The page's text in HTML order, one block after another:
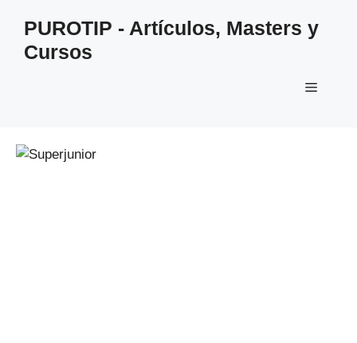
contenido
PUROTIP - Artículos, Masters y
Cursos
Menú